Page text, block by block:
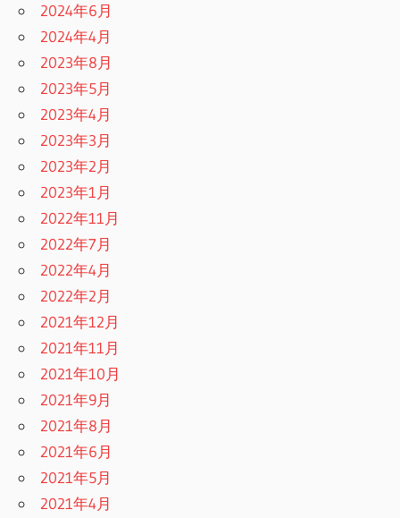
2024年6月
2024年4月
2023年8月
2023年5月
2023年4月
2023年3月
2023年2月
2023年1月
2022年11月
2022年7月
2022年4月
2022年2月
2021年12月
2021年11月
2021年10月
2021年9月
2021年8月
2021年6月
2021年5月
2021年4月